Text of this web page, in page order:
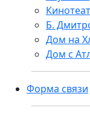
Б.
Дом на
Дом с
Форма связи